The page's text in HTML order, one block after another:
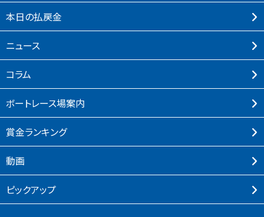
本⽇の払戻⾦
ニュース
コラム
ボートレース場案内
賞⾦ランキング
動画
ピックアップ